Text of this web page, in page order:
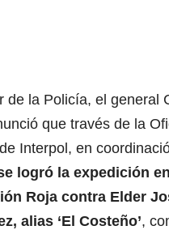
de la Policía, el general
que través de la
Interpol, en
logró la expedición
Roja contra Elder
alias ‘El Costeño’,